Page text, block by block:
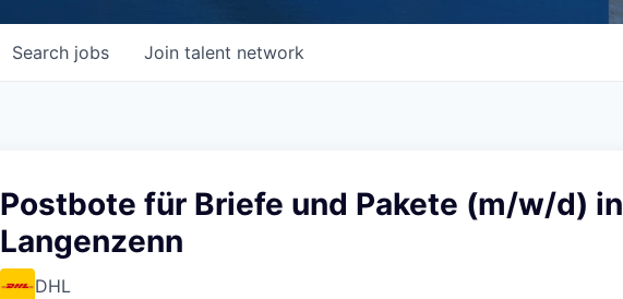
Search jobs Join talent network
Postbote für Briefe und Pakete (m/w/d) in
Langenzenn
DHL